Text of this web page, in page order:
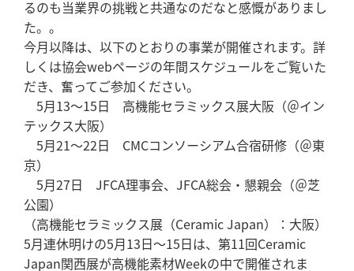
るのも当業界の挑戦と共通なのだなと感慨がありまし
た。。
今月以降は、以下のとおりの事業が開催されます。詳
しくは協会webページの年間スケジュールをご覧いた
だき、奮ってご参加ください。
5月13～15日 高機能セラミックス展大阪（＠イン
テックス大阪）
5月21～22日 CMCコンソーシアム合宿研修（＠東
京）
5月27日 JFCA理事会、JFCA総会・懇親会（＠芝
公園）
（高機能セラミックス展（Ceramic Japan）：大阪）
5月連休明けの5月13日～15日は、第11回Ceramic
Japan関西展が高機能素材Weekの中で開催されま